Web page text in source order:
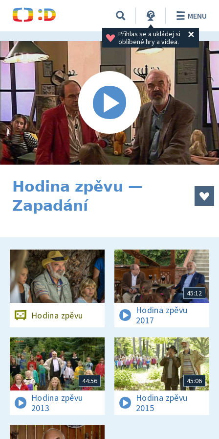
Přihlas se a ukládej si
oblíbené hry a videa.
MENU
Hodina zpěvu —
Zapadání
Hodina zpěvu
45:12
Hodina zpěvu
2017
44:56
Hodina zpěvu
2013
45:06
Hodina zpěvu
2015